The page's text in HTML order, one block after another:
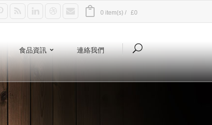
0 item(s) / £0
食品資訊 連絡我們